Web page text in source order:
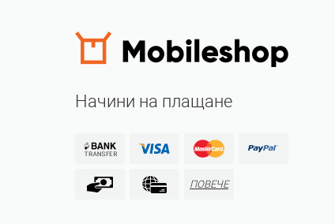
Начини на плащане
ПОВЕЧЕ